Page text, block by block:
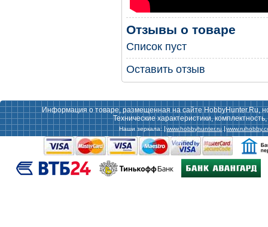
Отзывы о товаре
Список пуст
Оставить отзыв
Информация о товаре, размещенная на сайте HobbyHunter.Ru,
Технические характеристики,
Наши зеркала: www.hobbyhunter.ru